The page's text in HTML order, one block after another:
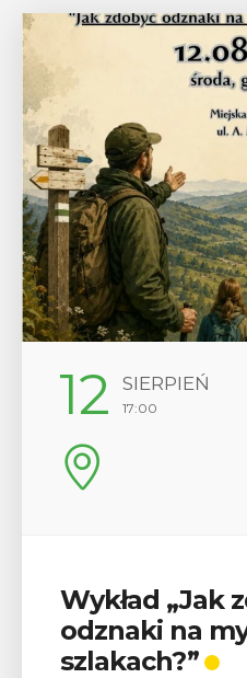
12 SIERPIEŃ
17:00
Wykład „Jak
odznaki na
szlakach?”